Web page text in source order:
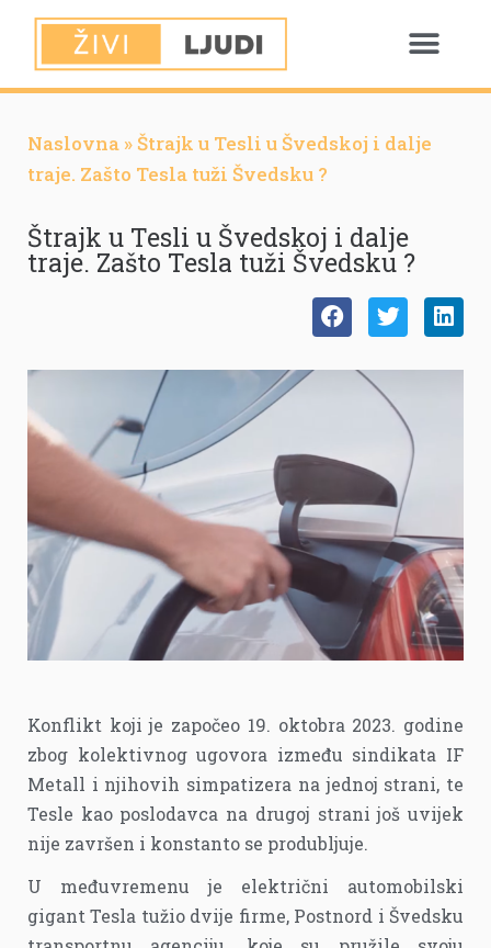
Naslovna » Štrajk u Tesli u Švedskoj i dalje
traje. Zašto Tesla tuži Švedsku ?
Štrajk u Tesli u Švedskoj i dalje
traje. Zašto Tesla tuži Švedsku ?
Konflikt koji je započeo 19. oktobra 2023. godine
zbog kolektivnog ugovora između sindikata IF
Metall i njihovih simpatizera na jednoj strani, te
Tesle kao poslodavca na drugoj strani još uvijek
nije završen i konstanto se produbljuje.
U međuvremenu je električni automobilski
gigant Tesla tužio dvije firme, Postnord i Švedsku